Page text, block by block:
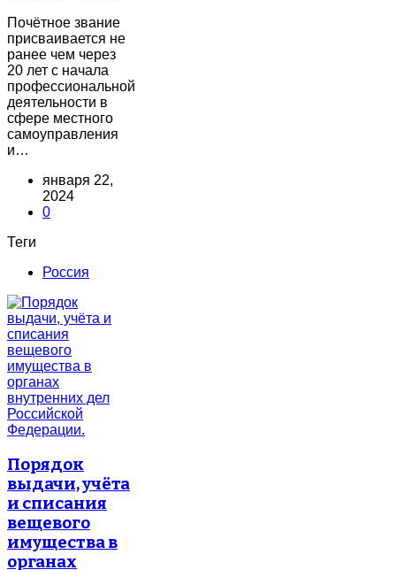
Почётное звание
присваивается не
ранее чем через
20 лет с начала
профессиональной
деятельности в
сфере местного
самоуправления
и…
января 22,
2024
0
Теги
Россия
Порядок
выдачи, учёта
и списания
вещевого
имущества в
органах